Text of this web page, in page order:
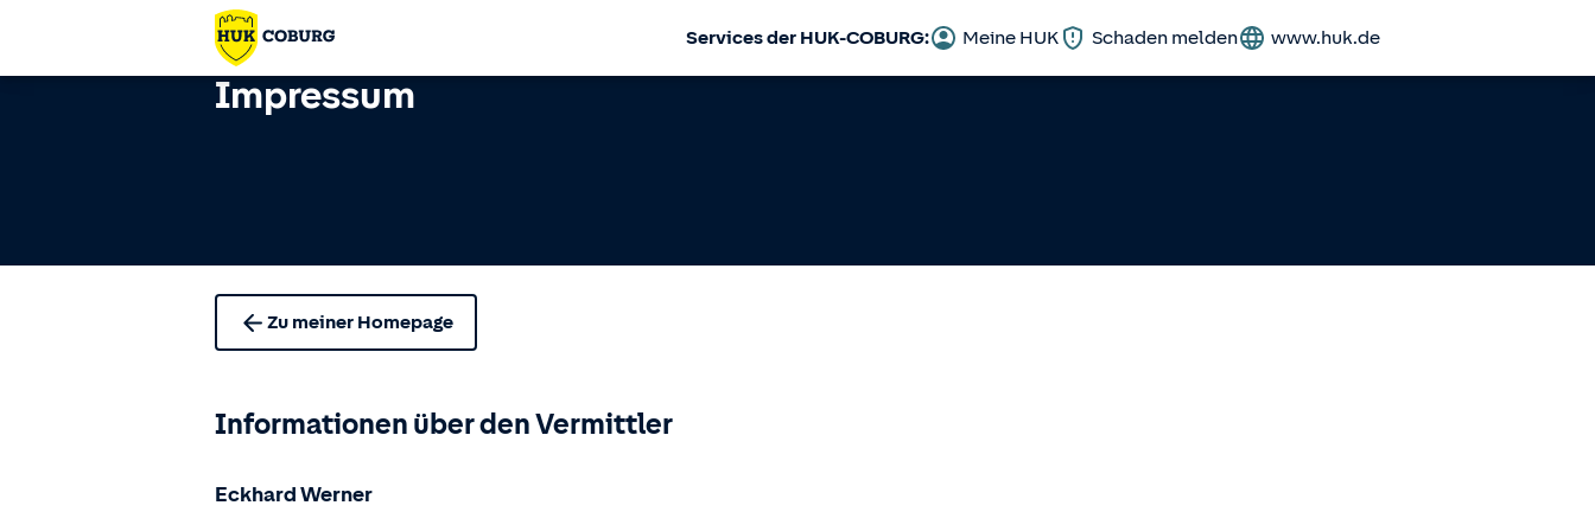
Services der HUK-COBURG: Meine HUK Schaden melden www.huk.de
Impressum
Zu meiner Homepage
Informationen über den Vermittler
Eckhard Werner